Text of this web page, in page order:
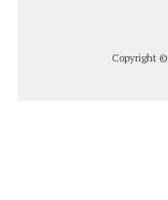
Copyright ©